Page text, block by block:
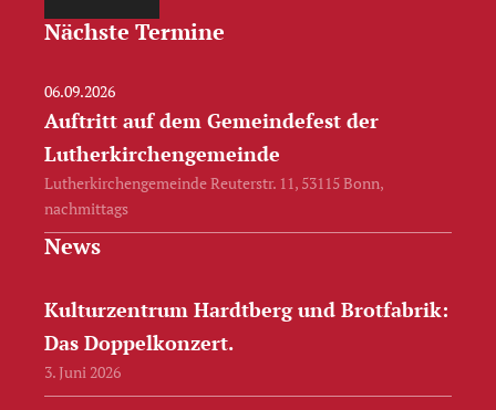
Nächste Termine
06.09.2026
Auftritt auf dem Gemeindefest der
Lutherkirchengemeinde
Lutherkirchengemeinde Reuterstr. 11, 53115 Bonn,
nachmittags
News
Kulturzentrum Hardtberg und Brotfabrik:
Das Doppelkonzert.
3. Juni 2026